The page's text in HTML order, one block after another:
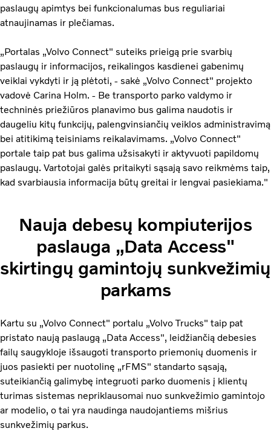
paslaugų apimtys bei funkcionalumas bus reguliariai
atnaujinamas ir plečiamas.
„Portalas „Volvo Connect" suteiks prieigą prie svarbių
paslaugų ir informacijos, reikalingos kasdienei gabenimų
veiklai vykdyti ir ją plėtoti, - sakė „Volvo Connect" projekto
vadovė Carina Holm. - Be transporto parko valdymo ir
techninės priežiūros planavimo bus galima naudotis ir
daugeliu kitų funkcijų, palengvinsiančių veiklos administravimą
bei atitikimą teisiniams reikalavimams. „Volvo Connect"
portale taip pat bus galima užsisakyti ir aktyvuoti papildomų
paslaugų. Vartotojai galės pritaikyti sąsają savo reikmėms taip,
kad svarbiausia informacija būtų greitai ir lengvai pasiekiama."
Nauja debesų kompiuterijos
paslauga „Data Access"
skirtingų gamintojų sunkvežimių
parkams
Kartu su „Volvo Connect" portalu „Volvo Trucks" taip pat
pristato naują paslaugą „Data Access", leidžiančią debesies
failų saugykloje išsaugoti transporto priemonių duomenis ir
juos pasiekti per nuotolinę „rFMS" standarto sąsają,
suteikiančią galimybę integruoti parko duomenis į klientų
turimas sistemas nepriklausomai nuo sunkvežimio gamintojo
ar modelio, o tai yra naudinga naudojantiems mišrius
sunkvežimių parkus.